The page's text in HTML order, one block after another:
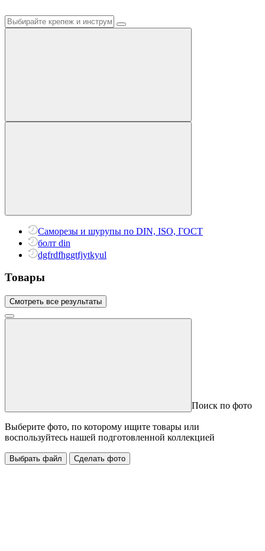
Саморезы и шурупы по DIN, ISO, ГОСТ
болт din
dgfrdfhggtfjytkyul
Товары
Смотреть все результаты
Поиск по фото
Выберите фото, по которому ищите товары или
воспользуйтесь нашей подготовленной коллекцией
Выбрать файл Сделать фото